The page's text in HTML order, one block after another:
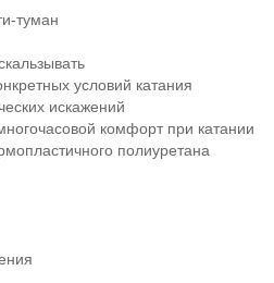
туман
условий катания
искажений
комфорт при катании
полиуретана